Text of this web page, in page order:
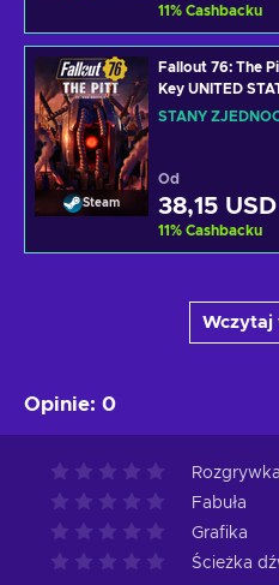
11% Cashbacku
Steam
Fallout 76: The
Key UNITED
STANY
Od
38,15 USD
11% Cashbacku
Wczytaj
Opinie: 0
Rozgrywka
Fabuła
Grafika
Ścieżka